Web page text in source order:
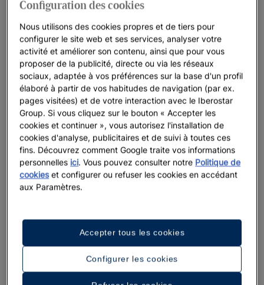
Voir 28 photos et vidéos
Configuration des cookies
Nous utilisons des cookies propres et de tiers pour
configurer le site web et ses services, analyser votre
activité et améliorer son contenu, ainsi que pour vous
proposer de la publicité, directe ou via les réseaux
sociaux, adaptée à vos préférences sur la base d'un profil
élaboré à partir de vos habitudes de navigation (par ex.
pages visitées) et de votre interaction avec le Iberostar
Group. Si vous cliquez sur le bouton « Accepter les
cookies et continuer », vous autorisez l'installation de
cookies d'analyse, publicitaires et de suivi à toutes ces
fins. Découvrez comment Google traite vos informations
personnelles ici. Vous pouvez consulter notre Politique de
cookies et configurer ou refuser les cookies en accédant
aux Paramètres.
Configurer les cookies
Accepter tous les cookies